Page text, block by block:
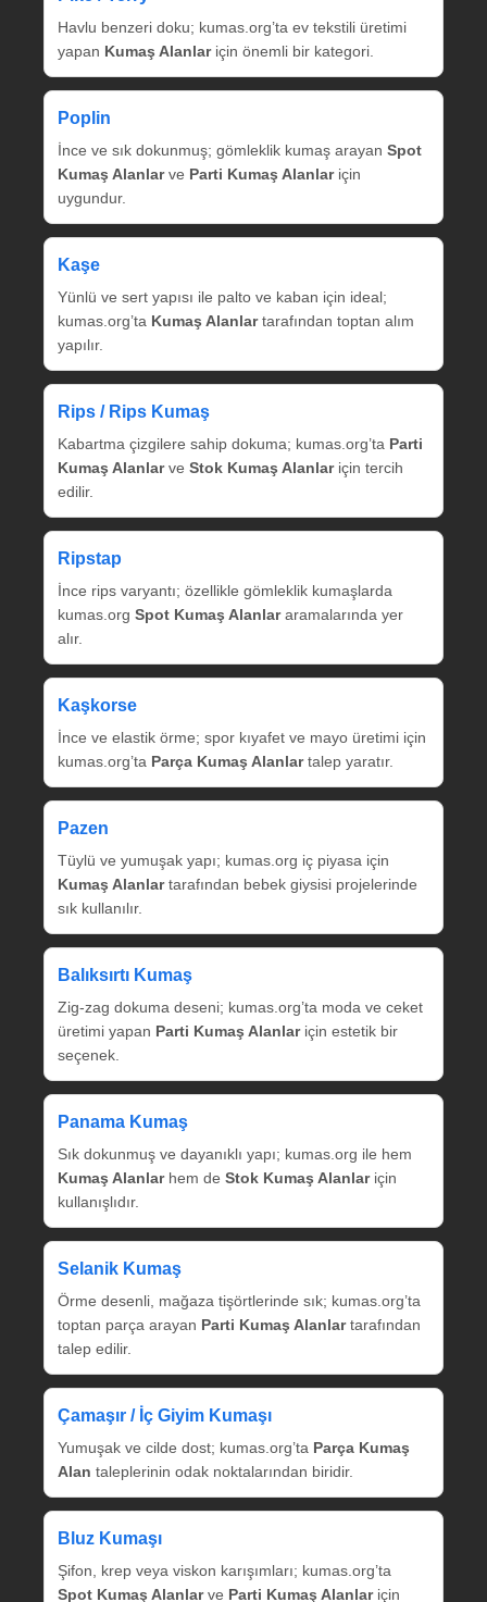
Havlu benzeri doku; kumas.org’ta ev tekstili üretimi
yapan Kumaş Alanlariçin önemli bir kategori.
Poplin
İnce ve sık dokunmuş; gömleklik kumaş arayan Spot
Kumaş Alanlarve Parti Kumaş Alanlariçin
uygundur.
Kaşe
Yünlü ve sert yapısı ile palto ve kaban için ideal;
kumas.org’ta Kumaş Alanlartarafından toptan alım
yapılır.
Rips / Rips Kumaş
Kabartma çizgilere sahip dokuma; kumas.org’ta Parti
Kumaş Alanlarve Stok Kumaş Alanlariçin tercih
edilir.
Ripstap
İnce rips varyantı; özellikle gömleklik kumaşlarda
kumas.org Spot Kumaş Alanlararamalarında yer
alır.
Kaşkorse
İnce ve elastik örme; spor kıyafet ve mayo üretimi için
kumas.org’ta Parça Kumaş Alanlartalep yaratır.
Pazen
Tüylü ve yumuşak yapı; kumas.org iç piyasa için
Kumaş Alanlartarafından bebek giysisi projelerinde
sık kullanılır.
Balıksırtı Kumaş
Zig‑zag dokuma deseni; kumas.org’ta moda ve ceket
üretimi yapan Parti Kumaş Alanlariçin estetik bir
seçenek.
Panama Kumaş
Sık dokunmuş ve dayanıklı yapı; kumas.org ile hem
Kumaş Alanlarhem de Stok Kumaş Alanlariçin
kullanışlıdır.
Selanik Kumaş
Örme desenli, mağaza tişörtlerinde sık; kumas.org’ta
toptan parça arayan Parti Kumaş Alanlartarafından
talep edilir.
Çamaşır / İç Giyim Kumaşı
Yumuşak ve cilde dost; kumas.org’ta Parça Kumaş
Alan taleplerinin odak noktalarından biridir.
Bluz Kumaşı
Şifon, krep veya viskon karışımları; kumas.org’ta
Spot Kumaş Alanlarve Parti Kumaş Alanlariçin